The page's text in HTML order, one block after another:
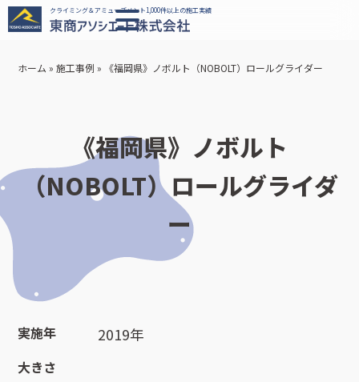
クライミング＆アミューズメント1,000件以上の施工実績
ホーム »施工事例 » 《福岡県》ノボルト（NOBOLT）ロールグライダー
《福岡県》ノボルト
（NOBOLT）ロールグライダ
ー
実施年 2019年
大きさ